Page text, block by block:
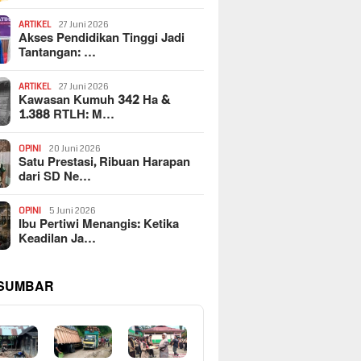
ARTIKEL 27 Juni 2026
Akses Pendidikan Tinggi Jadi
Tantangan: …
ARTIKEL 27 Juni 2026
Kawasan Kumuh 342 Ha &
1.388 RTLH: M…
OPINI 20 Juni 2026
Satu Prestasi, Ribuan Harapan
dari SD Ne…
OPINI 5 Juni 2026
Ibu Pertiwi Menangis: Ketika
Keadilan Ja…